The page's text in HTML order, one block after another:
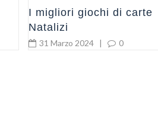
I migliori giochi di carte
Natalizi
31 Marzo 2024 | 0